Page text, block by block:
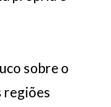
sobre o
regiões